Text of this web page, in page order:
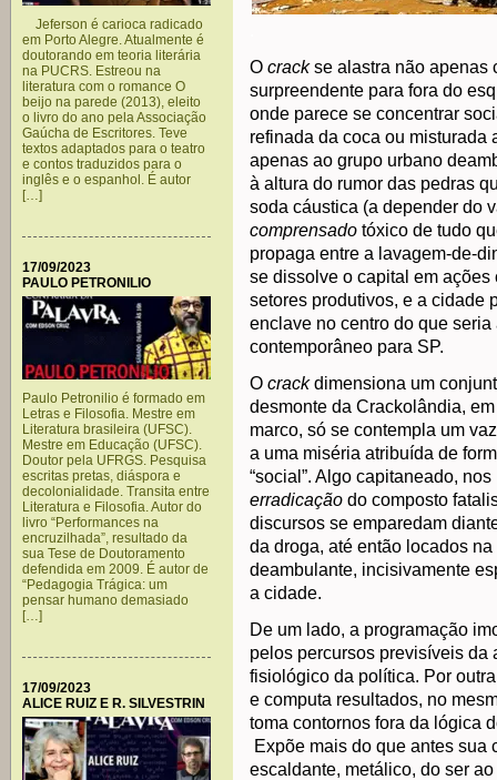
Jeferson é carioca radicado
em Porto Alegre. Atualmente é
doutorando em teoria literária
na PUCRS. Estreou na
literatura com o romance O
beijo na parede (2013), eleito
o livro do ano pela Associação
Gaúcha de Escritores. Teve
textos adaptados para o teatro
e contos traduzidos para o
inglês e o espanhol. É autor
[…]
17/09/2023
PAULO PETRONILIO
Paulo Petronilio é formado em
Letras e Filosofia. Mestre em
Literatura brasileira (UFSC).
Mestre em Educação (UFSC).
Doutor pela UFRGS. Pesquisa
escritas pretas, diáspora e
decolonialidade. Transita entre
Literatura e Filosofia. Autor do
livro “Performances na
encruzilhada”, resultado da
sua Tese de Doutoramento
defendida em 2009. É autor de
“Pedagogia Trágica: um
pensar humano demasiado
[…]
17/09/2023
ALICE RUIZ E R. SILVESTRIN
O crackse alastra não apenas
surpreendente para fora do
onde parece se concentrar
refinada da coca ou misturada
apenas ao grupo urbano
à altura do rumor das pedras
soda cáustica (a depender do
comprensado tóxico de tudo
propaga entre a lavagem-de-
se dissolve o capital em
setores produtivos, e a cidade
enclave no centro do que
contemporâneo para SP.
O crackdimensiona um
desmonte da Crackolândia,
marco, só se contempla um
a uma miséria atribuída de
“social”. Algo capitaneado,
erradicação do composto
discursos se emparedam
da droga, até então locados
deambulante, incisivamente
a cidade.
De um lado, a programação
pelos percursos previsíveis
fisiológico da política. Por
e computa resultados, no
toma contornos fora da lógica
Expõe mais do que antes sua
escaldante, metálico, do ser